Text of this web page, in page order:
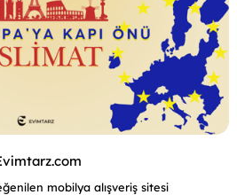
mobilya alışveriş sitesi